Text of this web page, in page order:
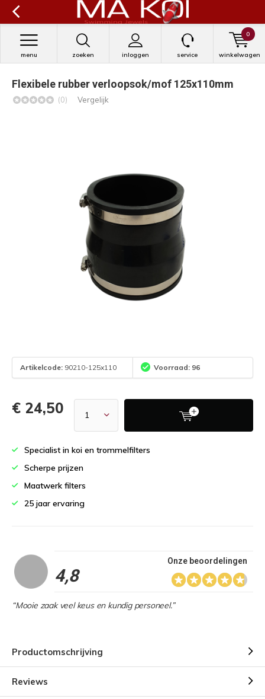
zoeken inloggen
menu service winkelwagen
0
Flexibele rubber verloopsok/mof 125x110mm
(0) Vergelijk
Artikelcode: 90210-125x110 Voorraad: 96
€ 24,50
Specialist in koi en trommelfilters
Scherpe prijzen
Maatwerk filters
25 jaar ervaring
4,8
Onze beoordelingen
“Mooie zaak veel keus en kundig personeel.”
Productomschrijving
Reviews